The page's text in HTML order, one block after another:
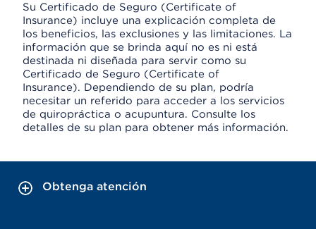
Su Certificado de Seguro (Certificate of
Insurance) incluye una explicación completa de
los beneficios, las exclusiones y las limitaciones. La
información que se brinda aquí no es ni está
destinada ni diseñada para servir como su
Certificado de Seguro (Certificate of
Insurance). Dependiendo de su plan, podría
necesitar un referido para acceder a los servicios
de quiropráctica o acupuntura. Consulte los
detalles de su plan para obtener más información.
Obtenga atención